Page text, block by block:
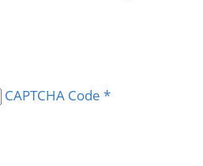
CAPTCHA Code *